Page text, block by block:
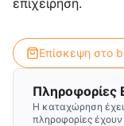
επιχείρηση.
Επίσκεψη στο
Πληροφορίες
Η καταχώρηση έχει
πληροφορίες